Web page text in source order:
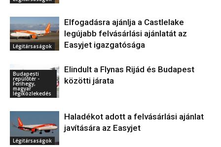
Légitársaságok
Elfogadásra ajánlja a Castlelake
legújabb felvásárlási ajánlatát az
Easyjet igazgatósága
Budapesti
repülőtér -
Ferihegy,
magyar
légiközlekedés
Elindult a Flynas Rijád és Budapest
közötti járata
Légitársaságok
Haladékot adott a felvásárlási ajánlat
javítására az Easyjet